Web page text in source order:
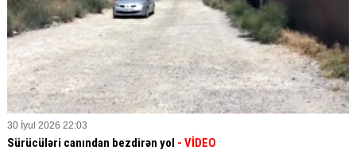
30 İyul 2026 22:03
Sürücüləri canından bezdirən yol - VİDEO